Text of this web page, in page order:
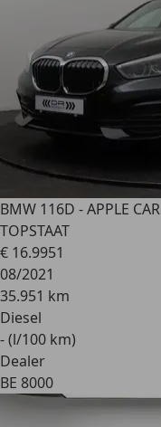
BMW 116D - APPLE
TOPSTAAT
€ 16.9951
08/2021
35.951 km
Diesel
- (l/100 km)
Dealer
BE 8000